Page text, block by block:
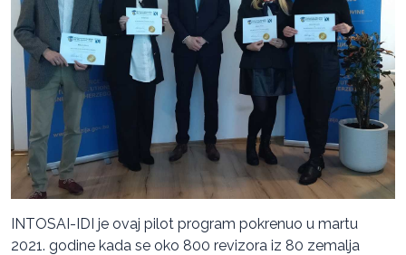
INTOSAI-IDI je ovaj pilot program pokrenuo u martu
2021. godine kada se oko 800 revizora iz 80 zemalja